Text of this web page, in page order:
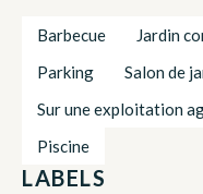
Barbecue Jardin
Parking
Salon de
Sur une exploitation
Piscine
LABELS